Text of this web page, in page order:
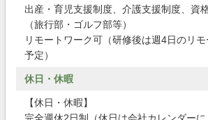
出産・育児支援制度、介護支援制度、資
（旅行部・ゴルフ部等）
リモートワーク可（研修後は週4日のリ
予定）
休日・休暇
【休日・休暇】